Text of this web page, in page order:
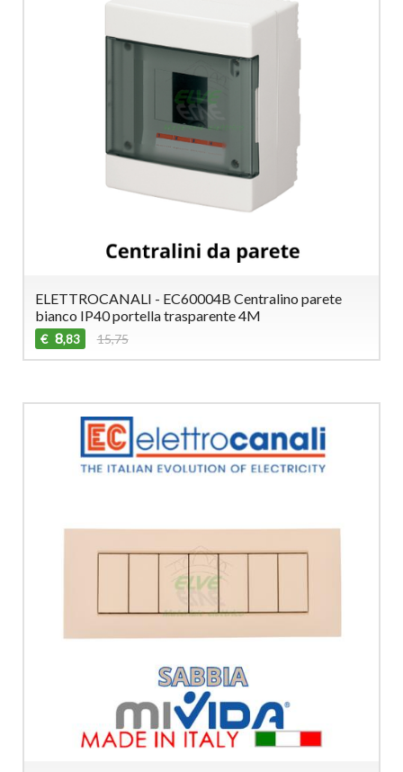
ELETTROCANALI - EC60004B Centralino parete
bianco IP40 portella trasparente 4M
€ 8,83 15,75